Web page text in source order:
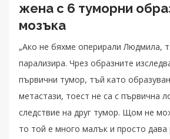
жена с 6 туморни
мозъка
„Ако не бяхме оперирали Людмила,
парализира. Чрез образните
първични тумор, тъй като
метастази, тоест не са с първична
следствие на друг тумор. Щом не
то той е много малък и просто дава